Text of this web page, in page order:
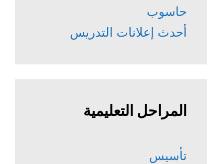
حاسوب
أحدث إعلانات التدريس
المراحل التعليمية
تأسيس